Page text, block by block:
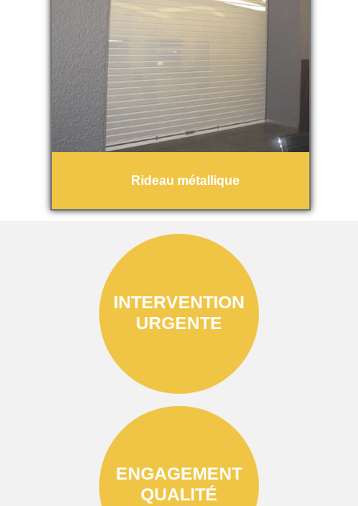
Rideau métallique
INTERVENTION
URGENTE
ENGAGEMENT
QUALITÉ